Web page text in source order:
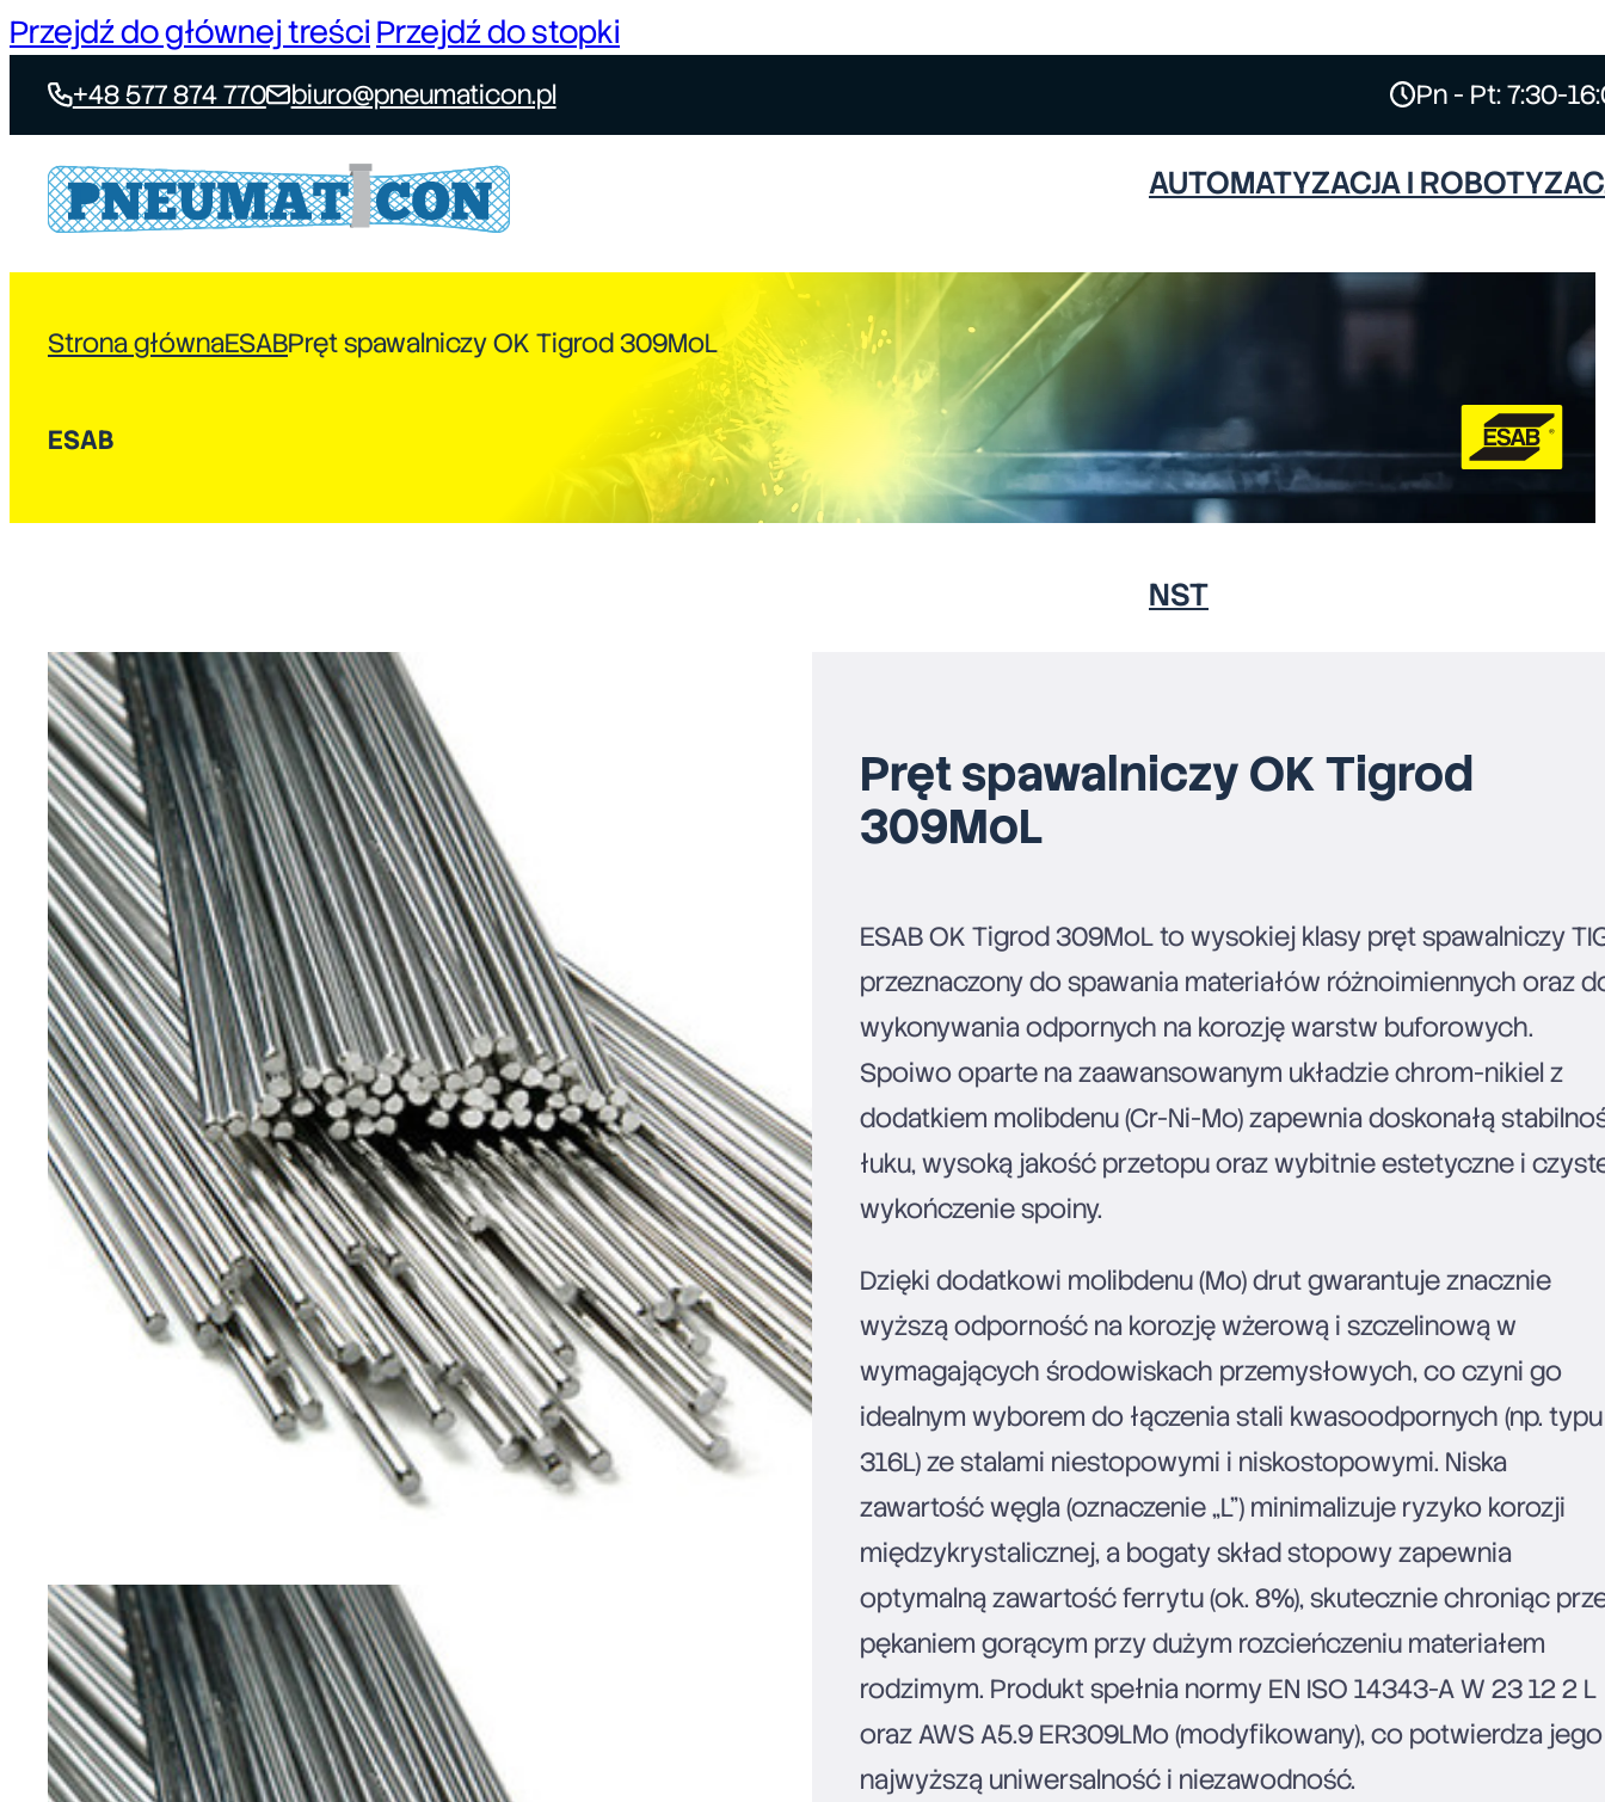
Przejdź do głównej treści Przejdź do stopki
+48 577 874 770 biuro@pneumaticon.pl Pn - Pt: 7:30-
AUTOMATYZACJA I
HYPERTHERM
NST
KONTAKT
Strona głównaESABPręt spawalniczy OK Tigrod 309MoL
ESAB
Pręt spawalniczy OK Tigrod
309MoL
ESAB OK Tigrod 309MoL to wysokiej klasy pręt spawalniczy
przeznaczony do spawania materiałów różnoimiennych oraz
wykonywania odpornych na korozję warstw buforowych.
Spoiwo oparte na zaawansowanym układzie chrom-nikiel z
dodatkiem molibdenu (Cr-Ni-Mo) zapewnia doskonałą
łuku, wysoką jakość przetopu oraz wybitnie estetyczne i
wykończenie spoiny.
Dzięki dodatkowi molibdenu (Mo) drut gwarantuje znacznie
wyższą odporność na korozję wżerową i szczelinową w
wymagających środowiskach przemysłowych, co czyni go
idealnym wyborem do łączenia stali kwasoodpornych (np. typu
316L) ze stalami niestopowymi i niskostopowymi. Niska
zawartość węgla (oznaczenie „L”) minimalizuje ryzyko korozji
międzykrystalicznej, a bogaty skład stopowy zapewnia
optymalną zawartość ferrytu (ok. 8%), skutecznie chroniąc
pękaniem gorącym przy dużym rozcieńczeniu materiałem
rodzimym. Produkt spełnia normy EN ISO 14343-A W 23 12 2 L
oraz AWS A5.9 ER309LMo (modyfikowany), co potwierdza jego
najwyższą uniwersalność i niezawodność.